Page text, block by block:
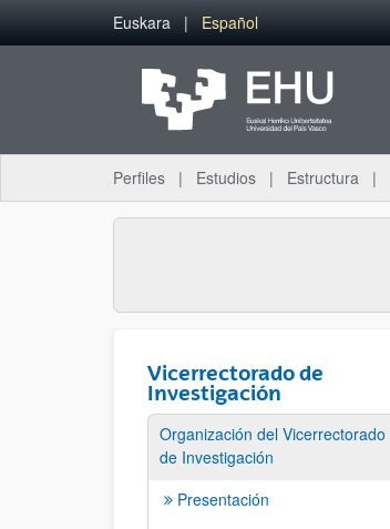
Saltar al contenido principal
Euskara Español
Perfiles Estudios Estructura
Vicerrectorado de
Investigación
Organización del Vicerrectorado
de Investigación
Presentación